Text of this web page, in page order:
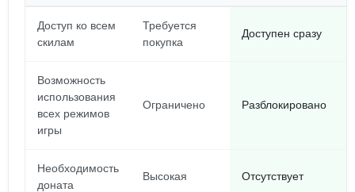
Доступ ко всем
скилам
Требуется
покупка
Доступен сразу
Возможность
использования
всех режимов
игры
Ограничено Разблокировано
Необходимость
доната
Высокая Отсутствует